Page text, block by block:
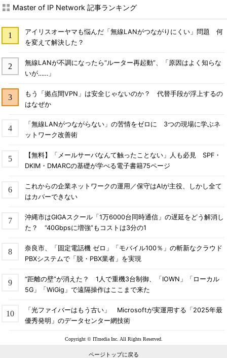
Master of IP Network 記事ランキング
アイリスオーヤマも悩んだ「無線LANがつながりにくい」問題 何
を変えて解決した？
無線LANが不調になったら“ルーター再起動”、「原因はよく知らな
いが……」
もう「拠点間VPN」は安全じゃないのか？ 代替手段が浮上するの
はなぜか
「無線LANがつながらない」の苦情をゼロに 3つの現場に学ぶネ
ットワーク改善術
【無料】「メールサーバなんて触ったことない」人も必見 SPF・
DKIM・DMARCの基礎が学べる電子書籍75ページ
これからの企業ネットワークの運用／保守はAIが主役、しかし全て
はカバーできない
沖縄市はGIGAスクール「1万6000台同時通信」の遅延をどう解消し
た？ “40Gbpsに増強”もコストは3分の1
奈良市、「固定電話機 ゼロ」「モバイル100％」の斬新なクラウド
PBXシステムで「脱・PBX業者」を実現
“距離の壁”が消えた？ 1人で重機3台制御、「IOWN」「ローカル
5G」「WiGig」で遠隔操作はここまで来た
「光ファイバーはもう古い」 Microsoftが実運用する「2025年最
優秀発明」のデータセンター網技術
Copyright © ITmedia Inc. All Rights Reserved.
ページトップに戻る